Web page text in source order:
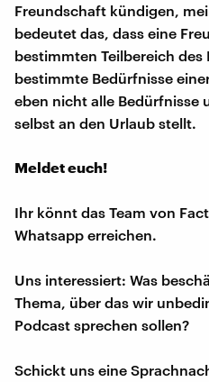
Freundschaft kündigen,
bedeutet das, dass eine
bestimmten Teilbereich des
bestimmte Bedürfnisse
eben nicht alle Bedürfnisse
selbst an den Urlaub stellt.
Meldet euch!
Ihr könnt das Team von
Whatsapp erreichen.
Uns interessiert: Was
Thema, über das wir
Podcast sprechen sollen?
Schickt uns eine